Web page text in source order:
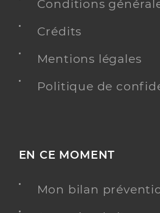
Conditions
Crédits
Mentions légales
Politique de
EN CE MOMENT
Mon bilan